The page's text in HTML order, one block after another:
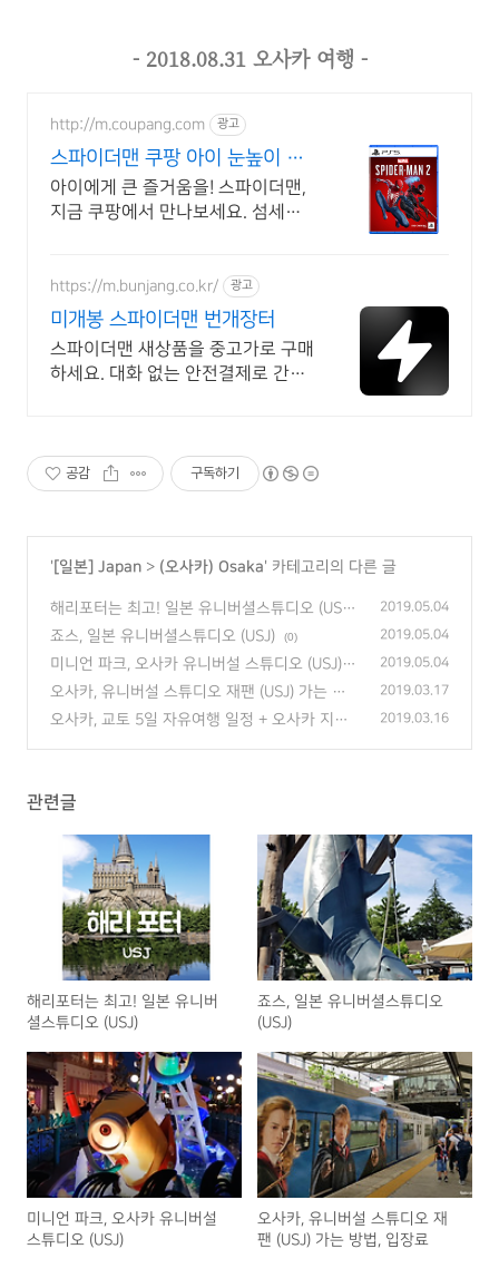
- 2018.08.31 오사카 여행 -
http://m.coupang.com 광고
스파이더맨 쿠팡 아이 눈높이 맞
춘 장난감
아이에게 큰 즐거움을! 스파이더맨,
지금 쿠팡에서 만나보세요. 섬세한
https://m.bunjang.co.kr/ 광고
미개봉 스파이더맨 번개장터
스파이더맨 새상품을 중고가로 구매
하세요. 대화 없는 안전결제로 간편
공감 구독하기
' [일본] Japan > (오사카) Osaka' 카테고리의 다른 글
해리포터는 최고! 일본 유니버셜스튜디오 (USJ)
(0)
2019.05.04
죠스, 일본 유니버셜스튜디오 (USJ) (0) 2019.05.04
미니언 파크, 오사카 유니버설 스튜디오 (USJ)
(0)
2019.05.04
오사카, 유니버설 스튜디오 재팬 (USJ) 가는 방
법, 입장료
(0)
2019.03.17
오사카, 교토 5일 자유여행 일정 + 오사카 지역
2019.03.16
관련글
해리포터는 최고! 일본 유니버
셜스튜디오 (USJ)
죠스, 일본 유니버셜스튜디오
(USJ)
미니언 파크, 오사카 유니버설
스튜디오 (USJ)
오사카, 유니버설 스튜디오 재
팬 (USJ) 가는 방법, 입장료